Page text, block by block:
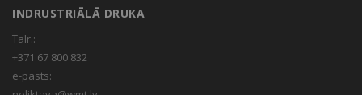
INDRUSTRIĀLĀ DRUKA
Talr.:
+371 67 800 832
e-pasts: